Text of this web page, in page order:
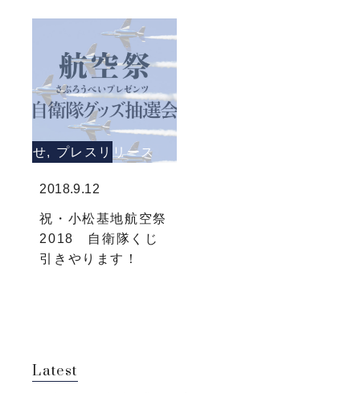
知らせ, プレスリリース
2018.9.12
祝・小松基地航空祭
2018 自衛隊くじ
引きやります！
Latest